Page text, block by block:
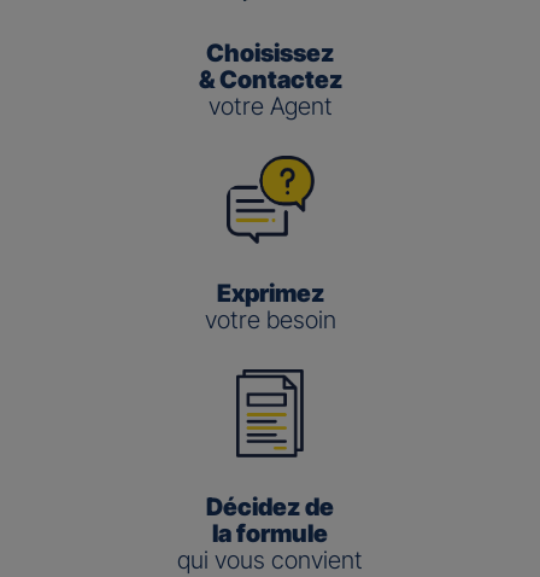
Choisissez
& Contactez
votre Agent
Exprimez
votre besoin
Décidez de
la formule
qui vous convient